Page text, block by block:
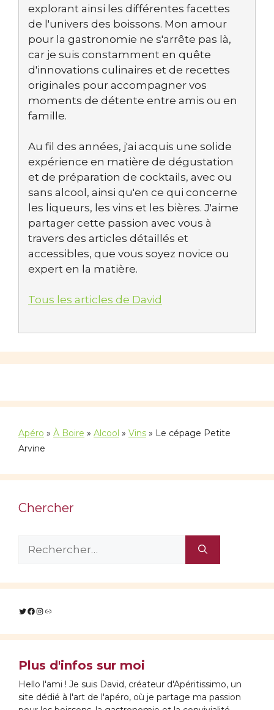
explorant ainsi les différentes facettes
de l'univers des boissons. Mon amour
pour la gastronomie ne s'arrête pas là,
car je suis constamment en quête
d'innovations culinaires et de recettes
originales pour accompagner vos
moments de détente entre amis ou en
famille.
Au fil des années, j'ai acquis une solide
expérience en matière de dégustation
et de préparation de cocktails, avec ou
sans alcool, ainsi qu'en ce qui concerne
les liqueurs, les vins et les bières. J'aime
partager cette passion avec vous à
travers des articles détaillés et
accessibles, que vous soyez novice ou
expert en la matière.
Tous les articles de David
Apéro » À Boire » Alcool » Vins » Le cépage Petite
Arvine
Chercher
Twitter
Facebook
Instagram
Lien
Plus d'infos sur moi
Hello l'ami ! Je suis David, créateur d'Apéritissimo, un
site dédié à l'art de l'apéro, où je partage ma passion